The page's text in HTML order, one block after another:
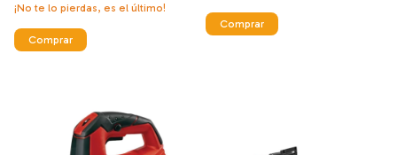
¡No te lo pierdas, es el último!
Comprar
Comprar